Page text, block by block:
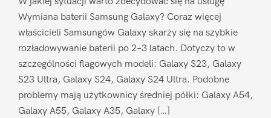
Wymiana baterii Samsung Galaxy? Coraz więcej
właścicieli Samsungów Galaxy skarży się na szybkie
rozładowywanie baterii po 2–3 latach. Dotyczy to w
szczególności flagowych modeli: Galaxy S23, Galaxy
S23 Ultra, Galaxy S24, Galaxy S24 Ultra. Podobne
problemy mają użytkownicy średniej półki: Galaxy A54,
Galaxy A55, Galaxy A35, Galaxy […]